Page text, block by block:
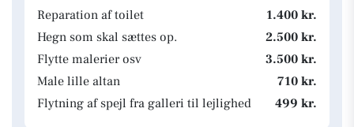
Reparation af toilet
1.400 kr.
Hegn som skal sættes op.
2.500 kr.
Flytte malerier osv
3.500 kr.
Male lille altan
710 kr.
Flytning af spejl fra galleri til lejlighed
499 kr.